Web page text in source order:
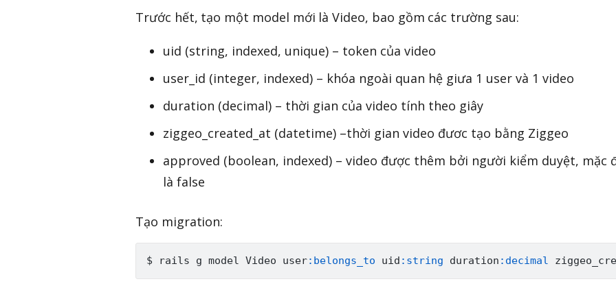
Trước hết, tạo một model mới là Video, bao gồm các trường sau:
uid (string, indexed, unique) – token của video
user_id (integer, indexed) – khóa ngoài quan hệ giưa 1 user và 1 video
duration (decimal) – thời gian của video tính theo giây
ziggeo_created_at (datetime) –thời gian video đươc tạo bằng Ziggeo
approved (boolean, indexed) – video được thêm bởi người kiểm duyệt, mặc
là false
Tạo migration:
$ rails g model Video user:belongs_to uid :string duration :decimal